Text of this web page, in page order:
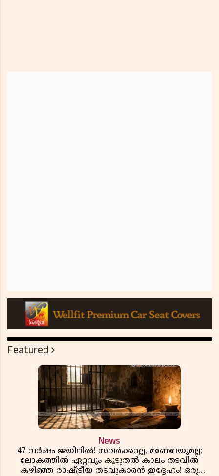
Featured
News
47 വർഷം ജയിലിൽ! സവർക്കറല്ല, മണ്ടേലയുമല്ല;
ലോകത്തിൽ ഏറ്റവും കൂടുതൽ കാലം തടവിൽ
കഴിഞ്ഞ രാഷ്ട്രീയ തടവുകാരൻ ഇദ്ദേഹം! ഒരു